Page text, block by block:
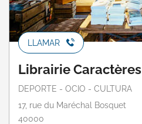
LLAMAR
Librairie Caractères
DEPORTE - OCIO - CULTURA
17, rue du Maréchal Bosquet
40000